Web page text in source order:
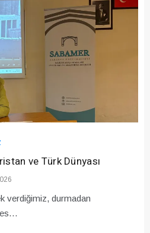
ve Türk Dünyası
verdiğimiz, durmadan